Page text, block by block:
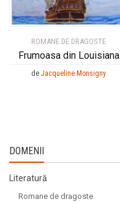
ROMANE DE DRAGOSTE
Frumoasa din Louisiana
de Jacqueline Monsigny
DOMENII
Literatură
Romane de dragoste